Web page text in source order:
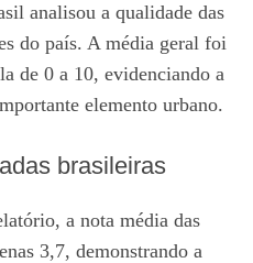
analisou a qualidade das
do país. A média geral foi
de 0 a 10, evidenciando a
elemento urbano.
brasileiras
a nota média das
3,7, demonstrando a